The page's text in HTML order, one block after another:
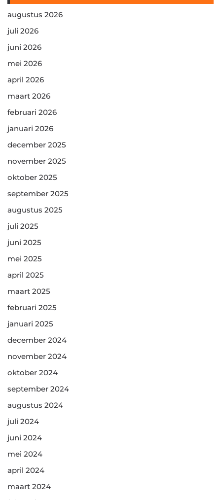
augustus 2026
juli 2026
juni 2026
mei 2026
april 2026
maart 2026
februari 2026
januari 2026
december 2025
november 2025
oktober 2025
september 2025
augustus 2025
juli 2025
juni 2025
mei 2025
april 2025
maart 2025
februari 2025
januari 2025
december 2024
november 2024
oktober 2024
september 2024
augustus 2024
juli 2024
juni 2024
mei 2024
april 2024
maart 2024